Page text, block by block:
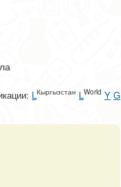
L Кыргызстан L World Y G